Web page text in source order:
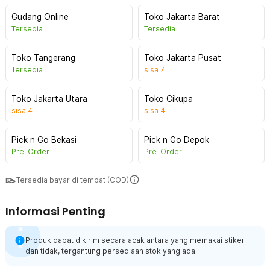
Gudang Online
Tersedia
Toko Jakarta Barat
Tersedia
Toko Tangerang
Tersedia
Toko Jakarta Pusat
sisa 7
Toko Jakarta Utara
sisa 4
Toko Cikupa
sisa 4
Pick n Go Bekasi
Pre-Order
Pick n Go Depok
Pre-Order
Tersedia bayar di tempat (COD)
Informasi Penting
Produk dapat dikirim secara acak antara yang memakai stiker
dan tidak, tergantung persediaan stok yang ada.